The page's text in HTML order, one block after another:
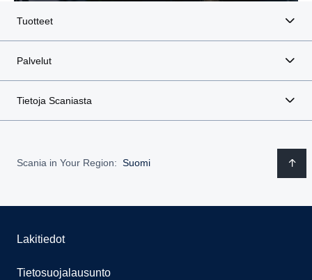
Tuotteet
Palvelut
Tietoja Scaniasta
Scania in Your Region: Suomi
Lakitiedot
Tietosuojalausunto